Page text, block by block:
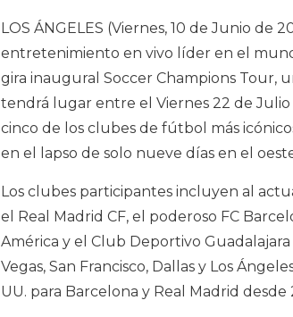
LOS ÁNGELES (Viernes, 10 de Junio de
entretenimiento en vivo líder en el
gira inaugural Soccer Champions
tendrá lugar entre el Viernes 22 de
cinco de los clubes de fútbol más
en el lapso de solo nueve días en el
Los clubes participantes incluyen al
el Real Madrid CF, el poderoso FC
América y el Club Deportivo
Vegas, San Francisco, Dallas y Los
UU. para Barcelona y Real Madrid